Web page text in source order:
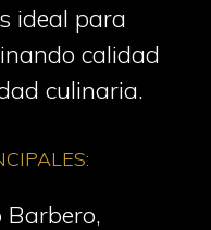
ideal para
calidad
culinaria.
Barbero,